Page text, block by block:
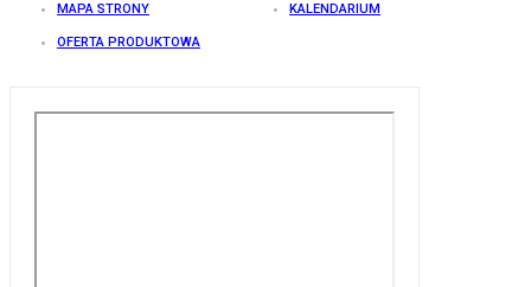
MAPA STRONY KALENDARIUM
OFERTA PRODUKTOWA